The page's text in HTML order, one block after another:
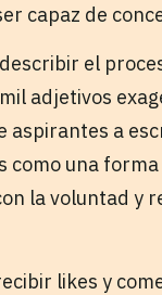
capaz de
el
adjetivos
aspirantes a
como una
la voluntad y
likes y